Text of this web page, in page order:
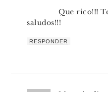
Que rico!!!
saludos!!!
RESPONDER